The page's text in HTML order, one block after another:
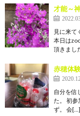
才能～
見に来て
本日は
頂きまし
赤穂体
自分を信
た。 初参
ず。 会[…]